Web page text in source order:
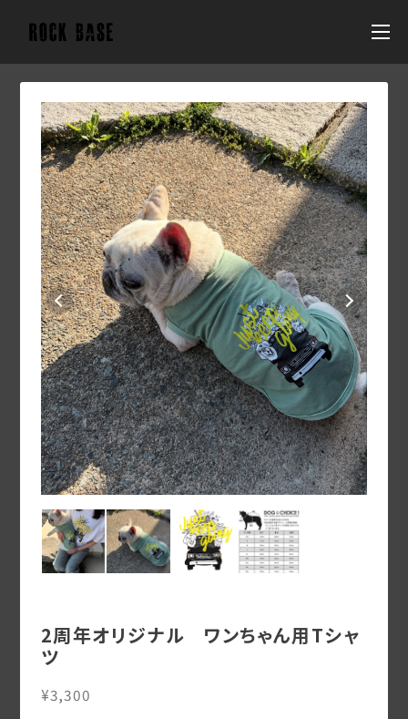
2周年オリジナル ワンちゃん用Tシャ
ツ
¥3,300